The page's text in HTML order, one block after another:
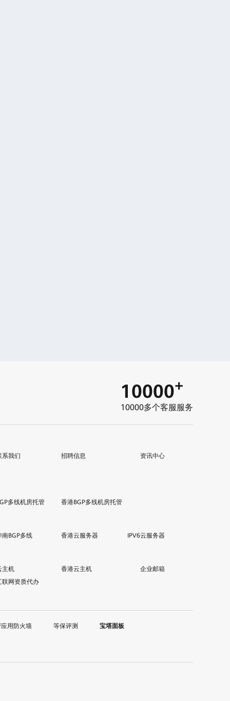
10000+
10000多个客服服务
系我们 招聘信息 资讯中心
多线机房托管 香港BGP多线机房托管
南BGP多线 香港云服务器 IPV6云服务器
主机 香港云主机
企业邮箱
联网资质代办
用防火墙 等保评测 宝塔面板